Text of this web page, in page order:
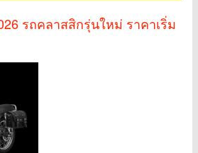
รถคลาสสิกรุ่นใหม่ ราคาเริ่ม